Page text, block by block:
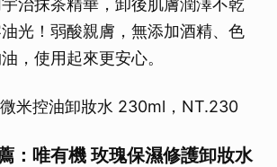
光！弱酸親膚，無添加酒精、色
，使用起來更安心。
米控油卸妝水 230ml，NT.230
：唯有機 玫瑰保濕修護卸妝水